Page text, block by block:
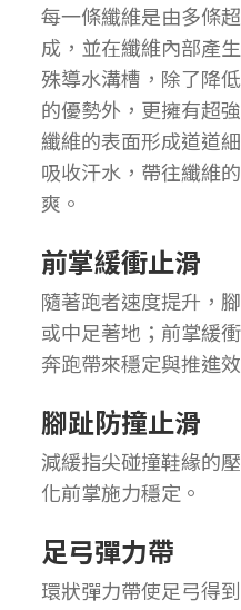
每一條纖維是由多條
成，並在纖維內部產
殊導水溝槽，除了降
的優勢外，更擁有超
纖維的表面形成道道
吸收汗水，帶往纖維
爽。
前掌緩衝止滑
隨著跑者速度提升，
或中足著地；前掌緩
奔跑帶來穩定與推進
腳趾防撞止滑
減緩指尖碰撞鞋緣的
化前掌施力穩定。
足弓彈力帶
環狀彈力帶使足弓得